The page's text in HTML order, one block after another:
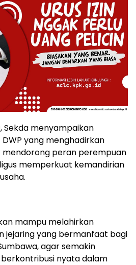
Sekda menyampaikan
yang menghadirkan
peran perempuan
memperkuat kemandirian
mampu melahirkan
jejaring yang bermanfaat bagi
agar semakin
nyata dalam